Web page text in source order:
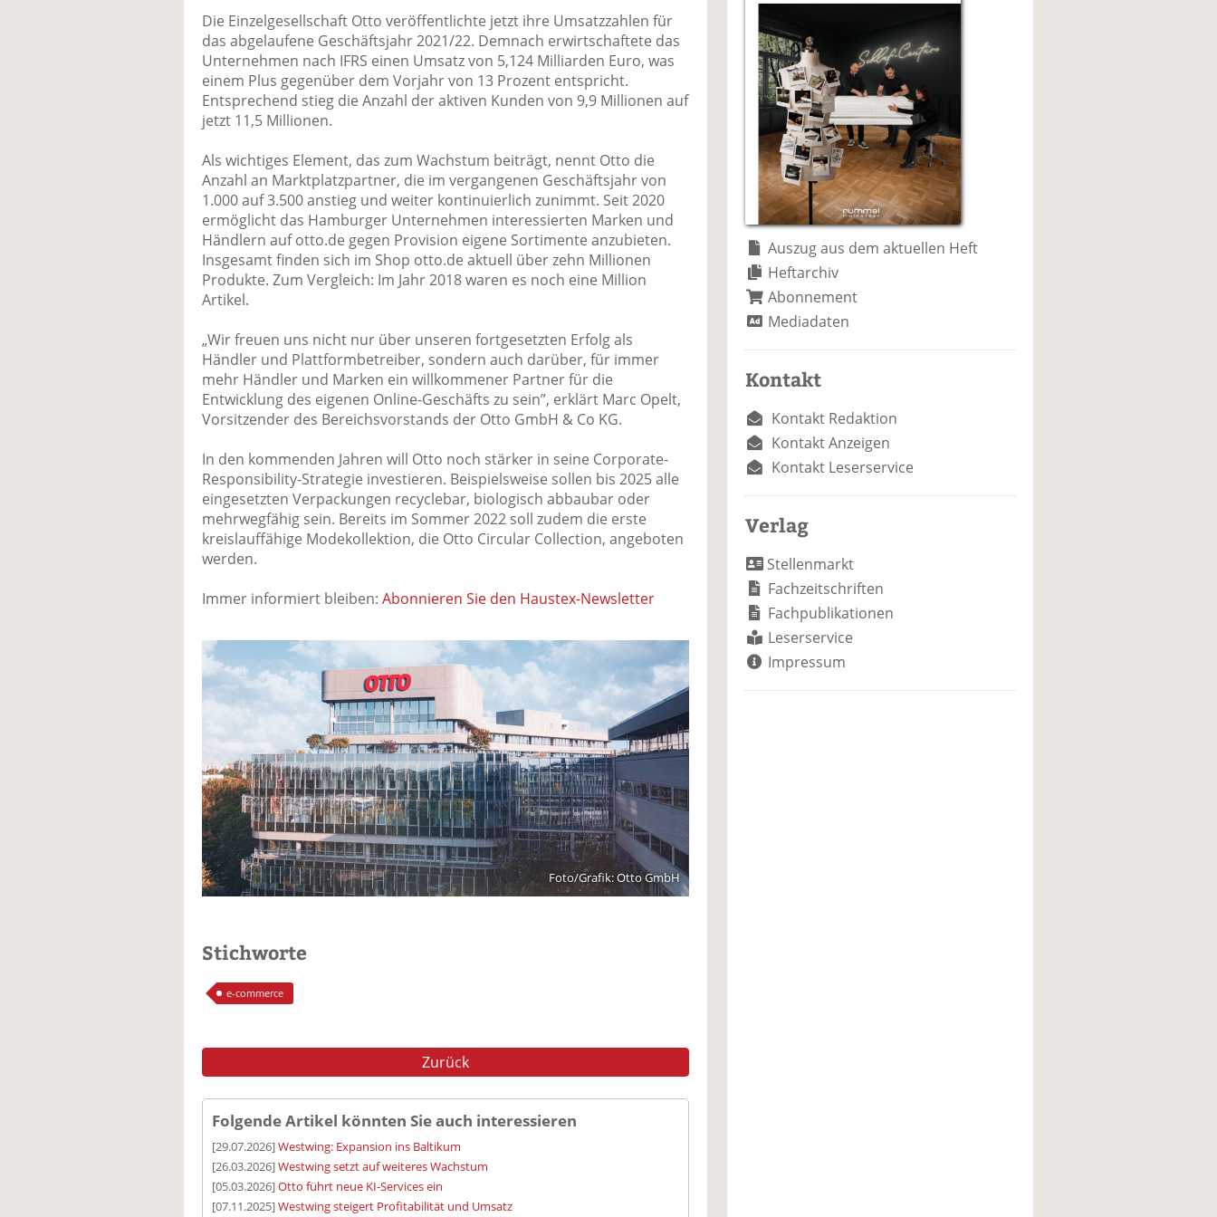
uf
F
ac
e
b
k
te
il
e
n
wi
tt
er
n
uf
Li
n
e
te
il
e
n
er
E
m
l
se
n
d
e
n
ru
ck
e
Die Einzelgesellschaft Otto veröffentlichte jetzt ihre Umsatzzahlen für
das abgelaufene Geschäftsjahr 2021/22. Demnach erwirtschaftete das
Unternehmen nach IFRS einen Umsatz von 5,124 Milliarden Euro, was
einem Plus gegenüber dem Vorjahr von 13 Prozent entspricht.
Entsprechend stieg die Anzahl der aktiven Kunden von 9,9 Millionen auf
jetzt 11,5 Millionen.
Als wichtiges Element, das zum Wachstum beiträgt, nennt Otto die
Anzahl an Marktplatzpartner, die im vergangenen Geschäftsjahr von
1.000 auf 3.500 anstieg und weiter kontinuierlich zunimmt. Seit 2020
ermöglicht das Hamburger Unternehmen interessierten Marken und
Händlern auf otto.de gegen Provision eigene Sortimente anzubieten.
Insgesamt finden sich im Shop otto.de aktuell über zehn Millionen
Produkte. Zum Vergleich: Im Jahr 2018 waren es noch eine Million
Artikel.
„Wir freuen uns nicht nur über unseren fortgesetzten Erfolg als
Händler und Plattformbetreiber, sondern auch darüber, für immer
mehr Händler und Marken ein willkommener Partner für die
Entwicklung des eigenen Online-Geschäfts zu sein”, erklärt Marc Opelt,
Vorsitzender des Bereichsvorstands der Otto GmbH & Co KG.
In den kommenden Jahren will Otto noch stärker in seine Corporate-
Responsibility-Strategie investieren. Beispielsweise sollen bis 2025 alle
eingesetzten Verpackungen recyclebar, biologisch abbaubar oder
mehrwegfähig sein. Bereits im Sommer 2022 soll zudem die erste
kreislauffähige Modekollektion, die Otto Circular Collection, angeboten
werden.
Immer informiert bleiben: Abonnieren Sie den Haustex-Newsletter
Foto/Grafik: Otto GmbH
Stichworte
e-commerce
Zurück
Folgende Artikel könnten Sie auch interessieren
[29.07.2026]Westwing: Expansion ins Baltikum
[26.03.2026]Westwing setzt auf weiteres Wachstum
[05.03.2026]Otto führt neue KI-Services ein
[07.11.2025]Westwing steigert Profitabilität und Umsatz
Auszug aus dem aktuellen Heft
Heftarchiv
Abonnement
Mediadaten
Kontakt
Kontakt Redaktion
Kontakt Anzeigen
Kontakt Leserservice
Verlag
Stellenmarkt
Fachzeitschriften
Fachpublikationen
Leserservice
Impressum